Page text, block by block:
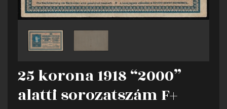
25 korona 1918 “2000”
alatti sorozatszám F+